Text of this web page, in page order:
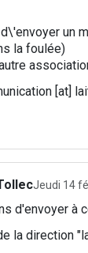
un
la foulée)
[at]
Jeudi 14
d'envoyer à
la direction